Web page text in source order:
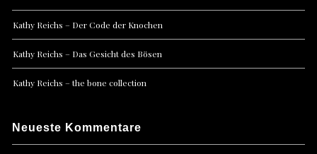
Kathy Reichs – Der Code der Knochen
Kathy Reichs – Das Gesicht des Bösen
Kathy Reichs – the bone collection
Neueste Kommentare